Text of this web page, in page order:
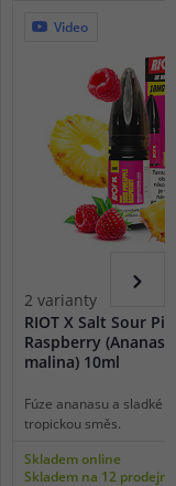
Video
2 varianty
RIOT X Salt Sour
Raspberry (Ananas
malina) 10ml
Fúze ananasu a sladké
tropickou směs.
Skladem online
Skladem na 12